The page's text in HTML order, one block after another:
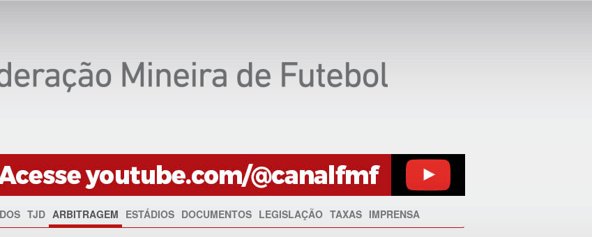
TJD ARBITRAGEM ESTÁDIOS DOCUMENTOS LEGISLAÇÃO TAXAS IMPRENSA